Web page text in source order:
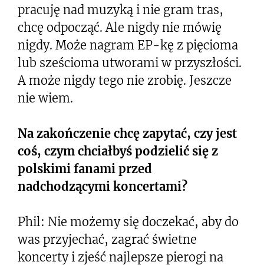
pracuję nad muzyką i nie gram tras,
chcę odpocząć. Ale nigdy nie mówię
nigdy. Może nagram EP-kę z pięcioma
lub sześcioma utworami w przyszłości.
A może nigdy tego nie zrobię. Jeszcze
nie wiem.
Na zakończenie chcę zapytać, czy jest
coś, czym chciałbyś podzielić się z
polskimi fanami przed
nadchodzącymi koncertami?
Phil: Nie możemy się doczekać, aby do
was przyjechać, zagrać świetne
koncerty i zjeść najlepsze pierogi na